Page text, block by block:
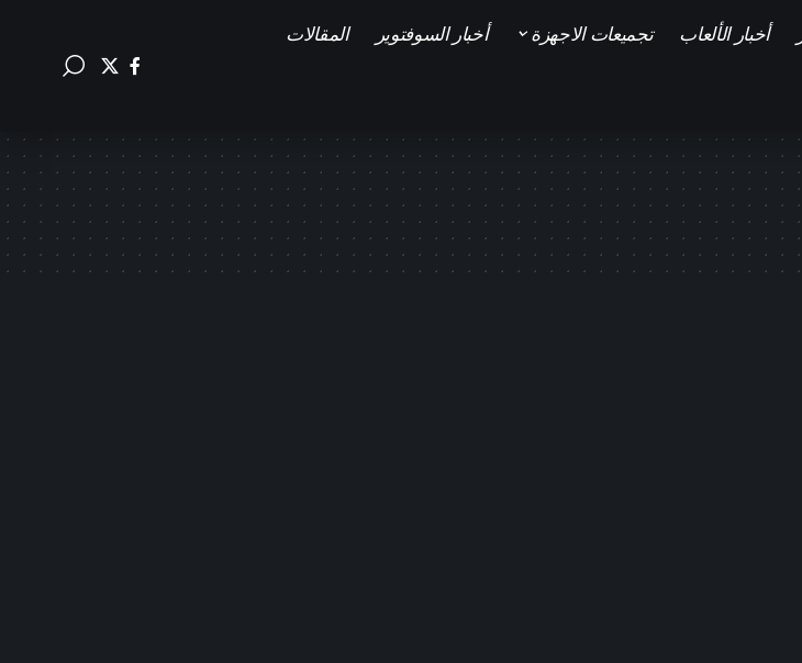
أخبار الألعاب تجميعات الاجهزة أخبار السوفتوير المقالات